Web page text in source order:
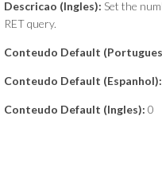
Descricao (Ingles): Set the
RET query.
Conteudo Default
Conteudo Default (Espanhol):
Conteudo Default (Ingles): 0